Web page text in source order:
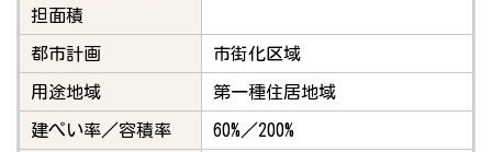
担面積
都市計画 市街化区域
用途地域 第一種住居地域
建ぺい率／容積率 60%／200%